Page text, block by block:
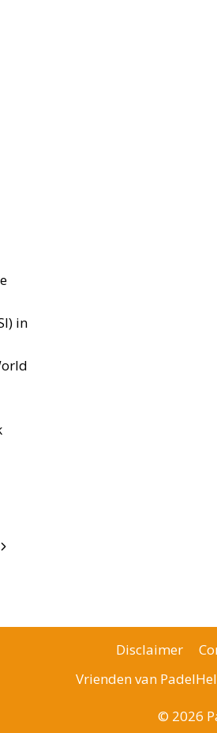
in
Volgende
Disclaimer
Vrienden van
© 2026